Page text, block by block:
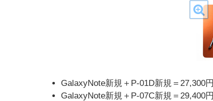
GalaxyNote新規＋P-01D新規＝27,300円
GalaxyNote新規＋P-07C新規＝29,400円